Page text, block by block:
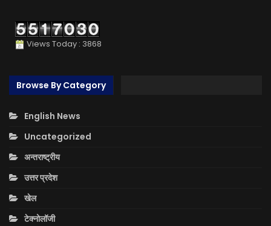
Views Today : 3868
Browse By Category
English News
Uncategorized
अन्तराष्ट्रीय
उत्तर प्रदेश
खेल
टेक्नोलॉजी